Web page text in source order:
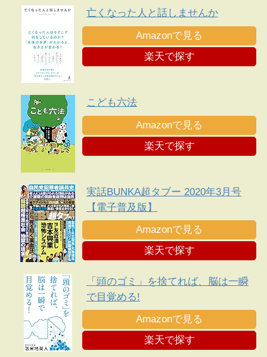
亡くなった人と話しませんか
Amazonで見る
楽天で探す
こども六法
Amazonで見る
楽天で探す
実話BUNKA超タブー 2020年3月号
【電子普及版】
Amazonで見る
楽天で探す
「頭のゴミ」を捨てれば、脳は一瞬
で目覚める!
Amazonで見る
楽天で探す